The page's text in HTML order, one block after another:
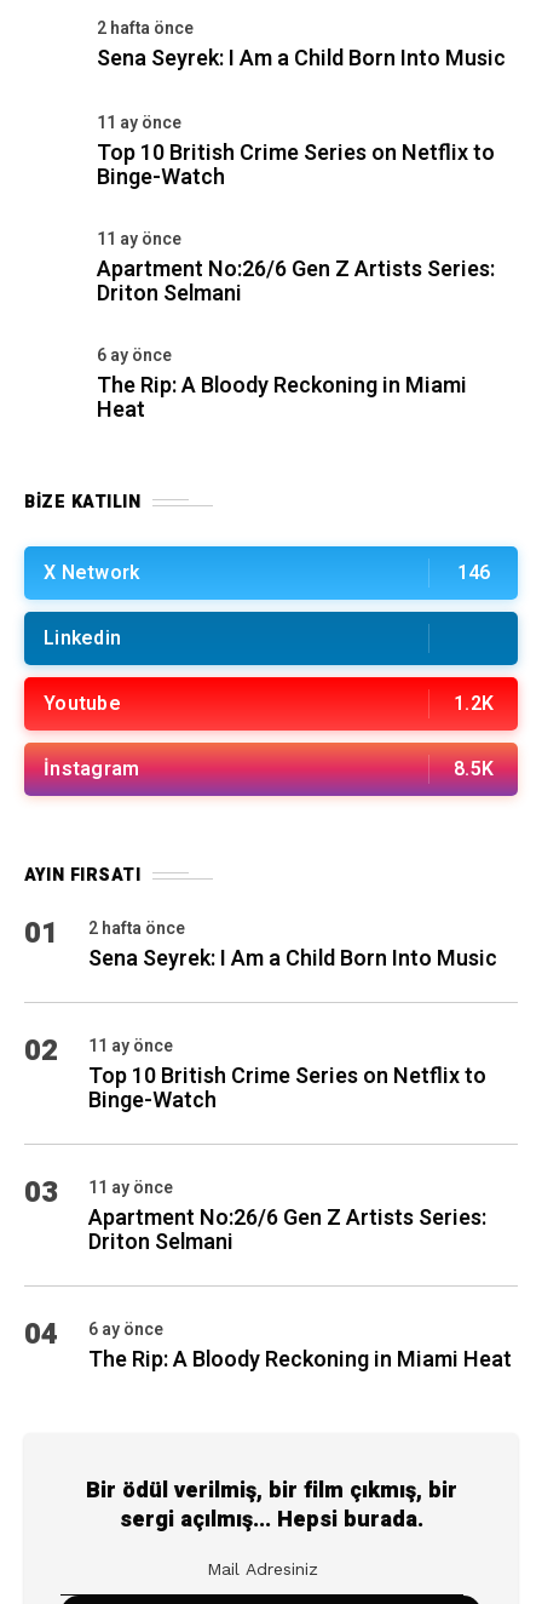
2 hafta önce
Sena Seyrek: I Am a Child Born Into Music
11 ay önce
Top 10 British Crime Series on Netflix to
Binge-Watch
11 ay önce
Apartment No:26/6 Gen Z Artists Series:
Driton Selmani
6 ay önce
The Rip: A Bloody Reckoning in Miami
Heat
BIZE KATILIN
X Network 146
Linkedin
Youtube 1.2K
İnstagram 8.5K
AYIN FIRSATI
01 2 hafta önce
Sena Seyrek: I Am a Child Born Into Music
02 11 ay önce
Top 10 British Crime Series on Netflix to
Binge-Watch
03 11 ay önce
Apartment No:26/6 Gen Z Artists Series:
Driton Selmani
04 6 ay önce
The Rip: A Bloody Reckoning in Miami Heat
Bir ödül verilmiş, bir film çıkmış, bir
sergi açılmış... Hepsi burada.